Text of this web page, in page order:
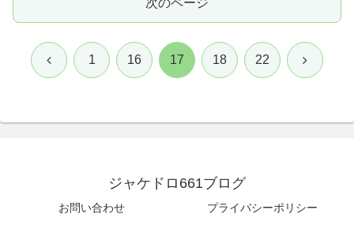
次のページ
前 1 16 17 18 22 次
ジャケドロ661ブログ
お問い合わせ プライバシーポリシー